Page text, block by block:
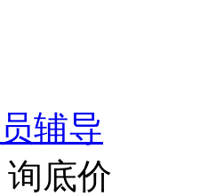
辅导
询底价